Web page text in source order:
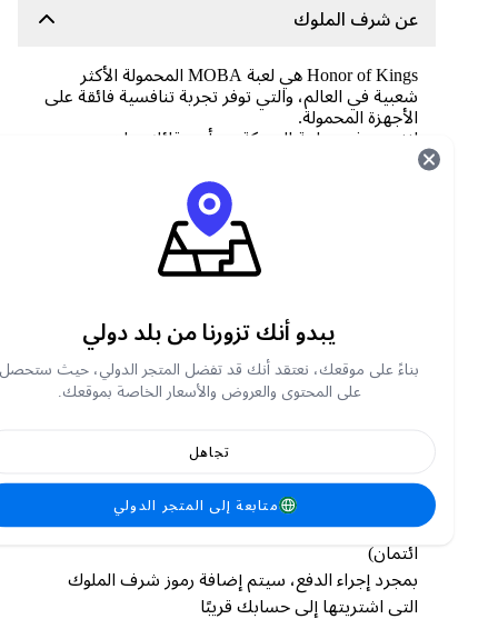
عن شرف الملوك
Honor of Kings هي لعبة MOBA المحمولة الأكثر
شعبية في العالم، والتي توفر تجربة تنافسية فائقة على
الأجهزة المحمولة.
انغمس في ساحة المعركة مع أصدقائك، واختر من بين
الأبطال الفريدين ذوي المهارات المذهلة، واستمتع
بالإثارة الشديدة لمعارك الفريق الشرسة.
في كل مباراة، يتقدم فريق مكون من خمسة لاعبين
على طول ثلاثة مسارات، بهدف تفكيك تسعة أبراج
وفي النهاية تدمير بلورة العدو لتحقيق النصر.
Carry1st ؟
تفضلوا بزيارة shop.carry1st.com
Scroll down to the شحن مباشر للألعاب category
أدخل معرف اللاعب الخاص بك
قم بالدفع واختر طريقة الدفع الخاصة بك
قم بشراء رموز Honor of Kings الخاصة بك من
خلال طرق الدفع الآمنة المحلية (لا حاجة إلى بطاقة
ائتمان)
بمجرد إجراء الدفع، سيتم إضافة رموز شرف الملوك
التي اشتريتها إلى حسابك قريبًا
يبدو أنك تزورنا من بلد دولي
بناءً على موقعك، نعتقد أنك قد تفضل المتجر الدولي، حيث ستحصل
على المحتوى والعروض والأسعار الخاصة بموقعك.
متابعة إلى المتجر الدولي